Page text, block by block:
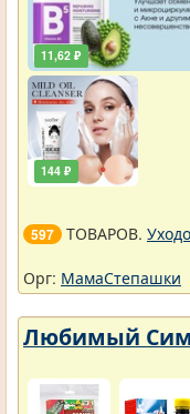
11,62 ₽
144 ₽
597 ТОВАРОВ.
Орг: МамаСтепашки
Любимый